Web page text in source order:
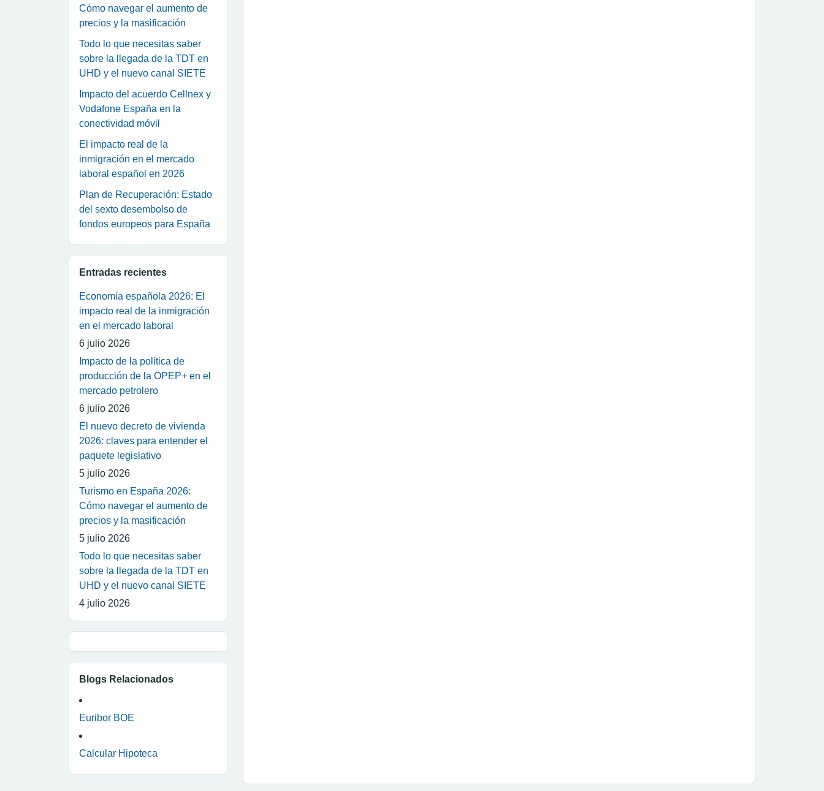
Cómo navegar el aumento de
precios y la masificación
Todo lo que necesitas saber
sobre la llegada de la TDT en
UHD y el nuevo canal SIETE
Impacto del acuerdo Cellnex y
Vodafone España en la
conectividad móvil
El impacto real de la
inmigración en el mercado
laboral español en 2026
Plan de Recuperación: Estado
del sexto desembolso de
fondos europeos para España
Entradas recientes
Economía española 2026: El
impacto real de la inmigración
en el mercado laboral
6 julio 2026
Impacto de la política de
producción de la OPEP+ en el
mercado petrolero
6 julio 2026
El nuevo decreto de vivienda
2026: claves para entender el
paquete legislativo
5 julio 2026
Turismo en España 2026:
Cómo navegar el aumento de
precios y la masificación
5 julio 2026
Todo lo que necesitas saber
sobre la llegada de la TDT en
UHD y el nuevo canal SIETE
4 julio 2026
Blogs Relacionados
Euribor BOE
Calcular Hipoteca